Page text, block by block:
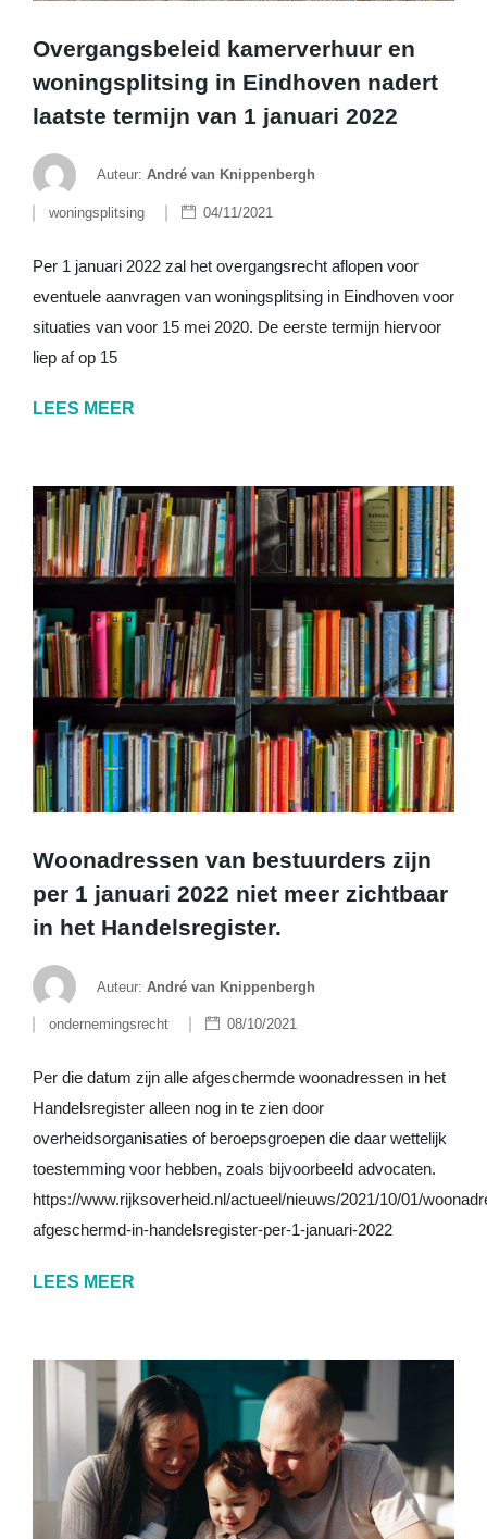
Overgangsbeleid kamerverhuur en
woningsplitsing in Eindhoven nadert
laatste termijn van 1 januari 2022
Auteur: André van Knippenbergh
woningsplitsing 04/11/2021
Per 1 januari 2022 zal het overgangsrecht aflopen voor
eventuele aanvragen van woningsplitsing in Eindhoven voor
situaties van voor 15 mei 2020. De eerste termijn hiervoor
liep af op 15
LEES MEER
Woonadressen van bestuurders zijn
per 1 januari 2022 niet meer zichtbaar
in het Handelsregister.
Auteur: André van Knippenbergh
ondernemingsrecht 08/10/2021
Per die datum zijn alle afgeschermde woonadressen in het
Handelsregister alleen nog in te zien door
overheidsorganisaties of beroepsgroepen die daar wettelijk
toestemming voor hebben, zoals bijvoorbeeld advocaten.
https://www.rijksoverheid.nl/actueel/nieuws/2021/10/01/
afgeschermd-in-handelsregister-per-1-januari-2022
LEES MEER